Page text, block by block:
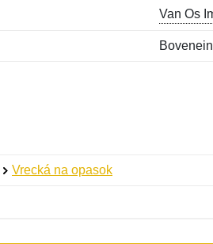
Van Os
Vrecká na opasok